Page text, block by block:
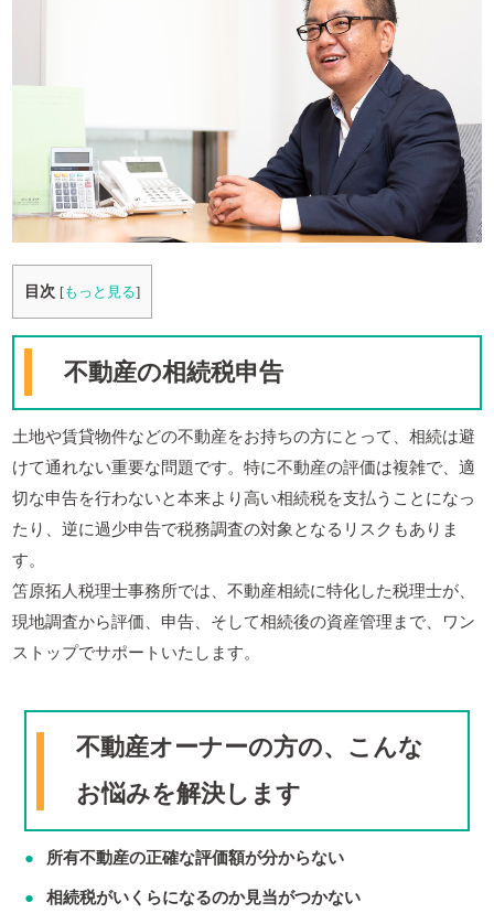
目次 [もっと見る]
不動産の相続税申告
土地や賃貸物件などの不動産をお持ちの方にとって、相続は避
けて通れない重要な問題です。特に不動産の評価は複雑で、適
切な申告を行わないと本来より高い相続税を支払うことになっ
たり、逆に過少申告で税務調査の対象となるリスクもありま
す。
笘原拓人税理士事務所では、不動産相続に特化した税理士が、
現地調査から評価、申告、そして相続後の資産管理まで、ワン
ストップでサポートいたします。
不動産オーナーの方の、こんな
お悩みを解決します
所有不動産の正確な評価額が分からない
相続税がいくらになるのか見当がつかない